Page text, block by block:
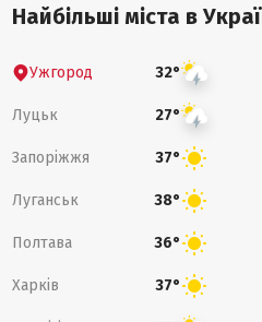
Найбільші міста в
Ужгород 32°
Луцьк 27°
Запоріжжя 37°
Луганськ 38°
Полтава 36°
Харків 37°